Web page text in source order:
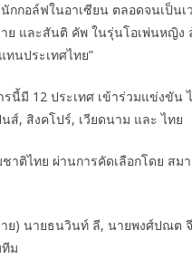
กอล์ฟในอาเซียน ตลอดจนเป็น
ย และสันติ คัพ ในรุ่นโอเพ่นหญิง
นประเทศไทย”
นี้มี 12 ประเทศ เข้าร่วมแข่งขัน
ส์, สิงคโปร์, เวียดนาม และ ไทย
ติไทย ผ่านการคัดเลือกโดย สม
ย) นายธนวินท์ ลี, นายพงศ์ปณต
ม